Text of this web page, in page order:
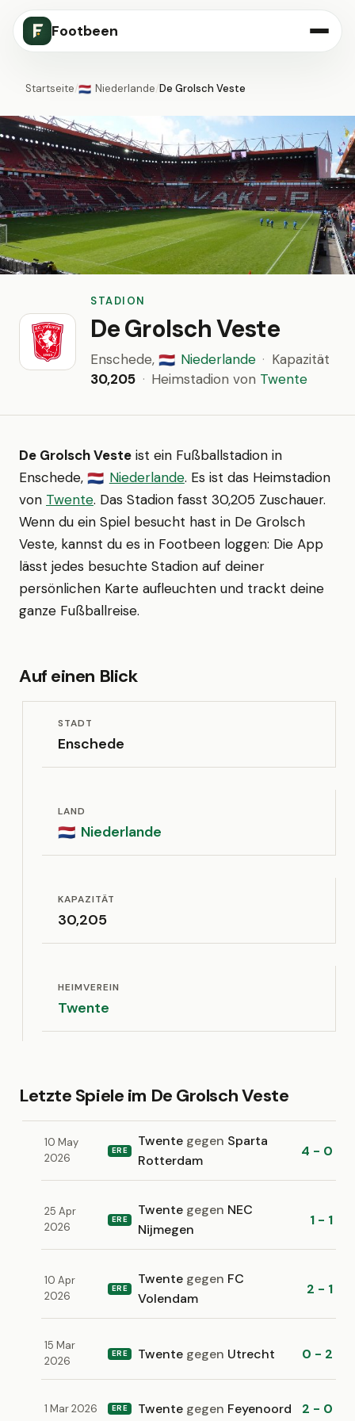
Footbeen
Startseite/🇳🇱 Niederlande/De Grolsch Veste
STADION
De Grolsch Veste
Enschede, 🇳🇱 Niederlande · Kapazität
30,205 · Heimstadion von Twente
De Grolsch Veste ist ein Fußballstadion in
Enschede, 🇳🇱 Niederlande. Es ist das Heimstadion
von Twente. Das Stadion fasst 30,205 Zuschauer.
Wenn du ein Spiel besucht hast in De Grolsch
Veste, kannst du es in Footbeen loggen: Die App
lässt jedes besuchte Stadion auf deiner
persönlichen Karte aufleuchten und trackt deine
ganze Fußballreise.
Auf einen Blick
STADT
Enschede
LAND
🇳🇱 Niederlande
KAPAZITÄT
30,205
HEIMVEREIN
Twente
Letzte Spiele im De Grolsch Veste
10 May
2026
ERE
Twente gegen Sparta
Rotterdam
4 - 0
25 Apr
2026
ERE
Twente gegen NEC
Nijmegen
1 - 1
10 Apr
2026
ERE
Twente gegen FC
Volendam
2 - 1
15 Mar
2026
ERE Twente gegen Utrecht 0 - 2
1 Mar 2026 ERE Twente gegen Feyenoord 2 - 0